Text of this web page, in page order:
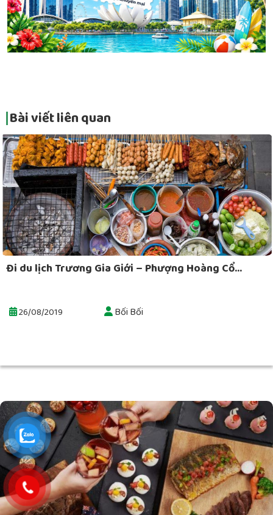
Bài viết liên quan
Đi du lịch Trương Gia Giới – Phượng Hoàng Cổ...
26/08/2019 Bối Bối